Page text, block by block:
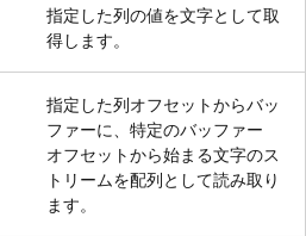
指定した列の値を文字として取
得します。
指定した列オフセットからバッ
ファーに、特定のバッファー
オフセットから始まる文字のス
トリームを配列として読み取り
ます。